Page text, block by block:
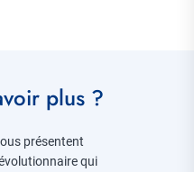
plus ?
présentent
qui